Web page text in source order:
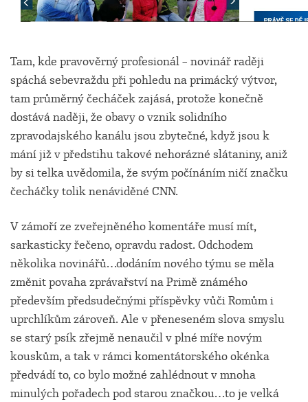
Tam, kde pravověrný profesionál – novinář raději
spáchá sebevraždu při pohledu na primácký výtvor,
tam průměrný čecháček zajásá, protože konečně
dostává naději, že obavy o vznik solidního
zpravodajského kanálu jsou zbytečné, když jsou k
mání již v předstihu takové nehorázné slátaniny, aniž
by si telka uvědomila, že svým počínáním ničí značku
čecháčky tolik nenáviděné CNN.
V zámoří ze zveřejněného komentáře musí mít,
sarkasticky řečeno, opravdu radost. Odchodem
několika novinářů…dodáním nového týmu se měla
změnit povaha zprávařství na Primě známého
především předsudečnými příspěvky vůči Romům i
uprchlíkům zároveň. Ale v přeneseném slova smyslu
se starý psík zřejmě nenaučil v plné míře novým
kouskům, a tak v rámci komentátorského okénka
předvádí to, co bylo možné zahlédnout v mnoha
minulých pořadech pod starou značkou…to je velká